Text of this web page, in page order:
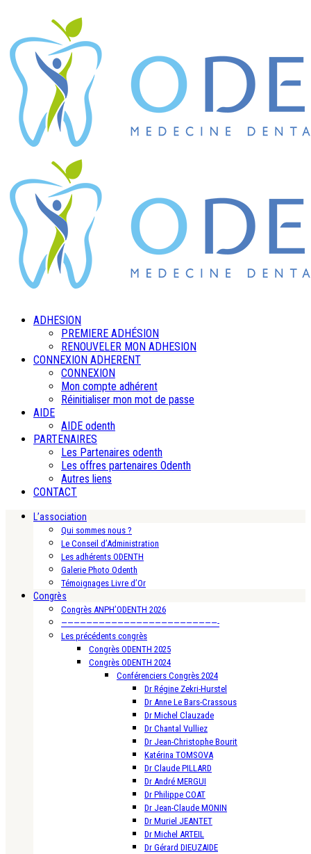
ADHESION
PREMIERE ADHÉSION
RENOUVELER MON ADHESION
CONNEXION ADHERENT
CONNEXION
Mon compte adhérent
Réinitialiser mon mot de passe
AIDE
AIDE odenth
PARTENAIRES
Les Partenaires odenth
Les offres partenaires Odenth
Autres liens
CONTACT
L’association
Qui sommes nous ?
Le Conseil d’Administration
Les adhérents ODENTH
Galerie Photo Odenth
Témoignages Livre d’Or
Congrès
Congrès ANPH’ODENTH 2026
—————————————————————————-
Les précédents congrès
Congrès ODENTH 2025
Congrès ODENTH 2024
Conférenciers Congrès 2024
Dr Régine Zekri-Hurstel
Dr Anne Le Bars-Crassous
Dr Michel Clauzade
Dr Chantal Vulliez
Dr Jean-Christophe Bourit
Katérina TOMSOVA
Dr Claude PILLARD
Dr André MERGUI
Dr Philippe COAT
Dr Jean-Claude MONIN
Dr Muriel JEANTET
Dr Michel ARTEIL
Dr Gérard DIEUZAIDE